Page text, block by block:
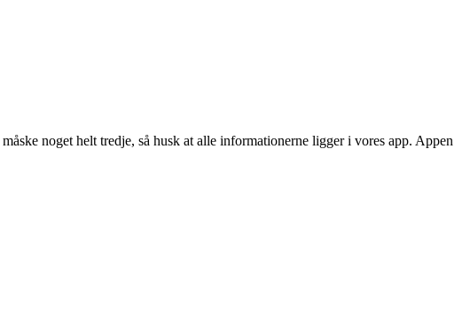
noget helt tredje, så husk at alle informationerne ligger i vores app. Appen